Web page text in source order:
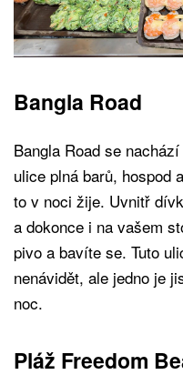
Bangla Road
Bangla Road se
ulice plná barů, hospod
to v noci žije. Uvnitř
a dokonce i na vašem
pivo a bavíte se. Tuto
nenávidět, ale jedno je
noc.
Pláž Freedom